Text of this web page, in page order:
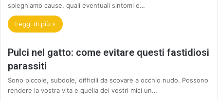
spieghiamo cause, quali eventuali sintomi e…
Leggi di più »
Pulci nel gatto: come evitare questi fastidiosi
parassiti
Sono piccole, subdole, difficili da scovare a occhio nudo. Possono
rendere la vostra vita e quella dei vostri mici un…